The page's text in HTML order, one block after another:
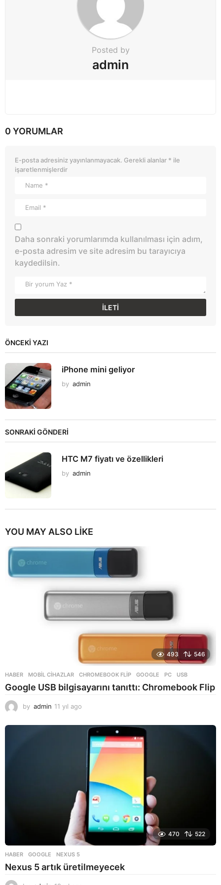
Posted by
admin
0 YORUMLAR
E-posta adresiniz yayınlanmayacak. Gerekli alanlar * ile
işaretlenmişlerdir
Daha sonraki yorumlarımda kullanılması için adım,
e-posta adresim ve site adresim bu tarayıcıya
kaydedilsin.
ÖNCEKI YAZI
iPhone mini geliyor
by admin
SONRAKİ GÖNDERİ
HTC M7 fiyatı ve özellikleri
by admin
YOU MAY ALSO LIKE
493 546
HABER ,MOBIL CIHAZLAR CHROMEBOOK FLIP ,GOOGLE ,PC ,USB
Google USB bilgisayarını tanıttı: Chromebook Flip
by admin 11 yıl ago
y
470 522
HABER GOOGLE ,NEXUS 5
Nexus 5 artık üretilmeyecek